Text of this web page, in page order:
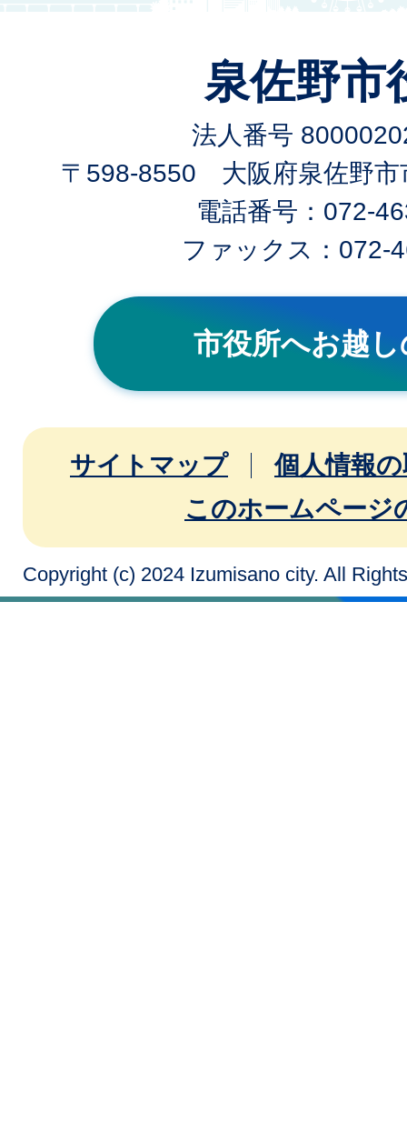
泉佐野市
法人番号
〒598-8550 大阪府泉佐野市
電話番号：072-
ファックス：072-
市役所へお越
サイトマップ
個人情報
このホームページ
Copyright (c) 2024 Izumisano city. All